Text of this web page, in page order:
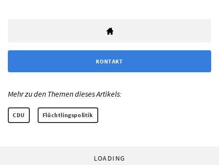
KONTAKT
Mehr zu den Themen dieses Artikels:
CDU Flüchtlingspolitik
LOADING